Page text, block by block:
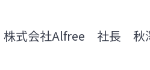
株式会社Alfree 社長 秋澤